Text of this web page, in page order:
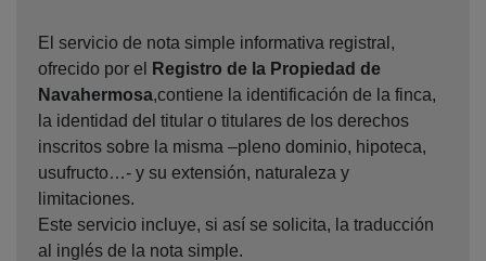
El servicio de nota simple informativa registral,
ofrecido por el
Registro de la Propiedad de
Navahermosa,contiene la identificación de la finca,
la identidad del titular o titulares de los derechos
inscritos sobre la misma –pleno dominio, hipoteca,
usufructo…- y su extensión, naturaleza y
limitaciones.
Este servicio incluye, si así se solicita, la traducción
al inglés de la nota simple.